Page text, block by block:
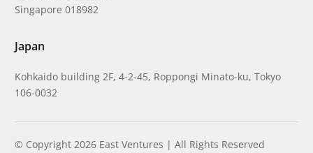
Singapore 018982
Japan
Kohkaido building 2F, 4-2-45, Roppongi Minato-ku, Tokyo
106-0032
© Copyright 2026 East Ventures | All Rights Reserved